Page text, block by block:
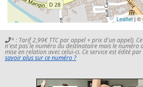
Leaflet | ©
* : Tarif 2,99€ TTC par appel + prix d'un appel).
n'est pas le numéro du destinataire mais le numéro
mise en relation avec celui-ci. Ce service est édité
savoir plus sur ce numéro ?